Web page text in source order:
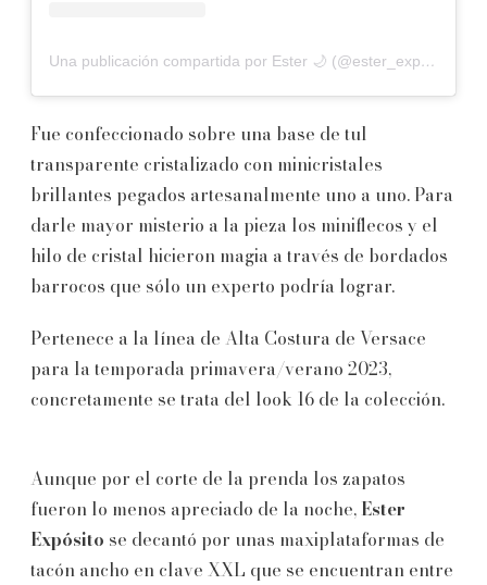
Una publicación compartida por Ester 🌙 (@ester_exposito)
Fue confeccionado sobre una base de tul
transparente cristalizado con minicristales
brillantes pegados artesanalmente uno a uno. Para
darle mayor misterio a la pieza los miniflecos y el
hilo de cristal hicieron magia a través de bordados
barrocos que sólo un experto podría lograr.
Pertenece a la línea de Alta Costura de Versace
para la temporada primavera/verano 2023,
concretamente se trata del look 16 de la colección.
Aunque por el corte de la prenda los zapatos
fueron lo menos apreciado de la noche, Ester
Expósito se decantó por unas maxiplataformas de
tacón ancho en clave XXL que se encuentran entre